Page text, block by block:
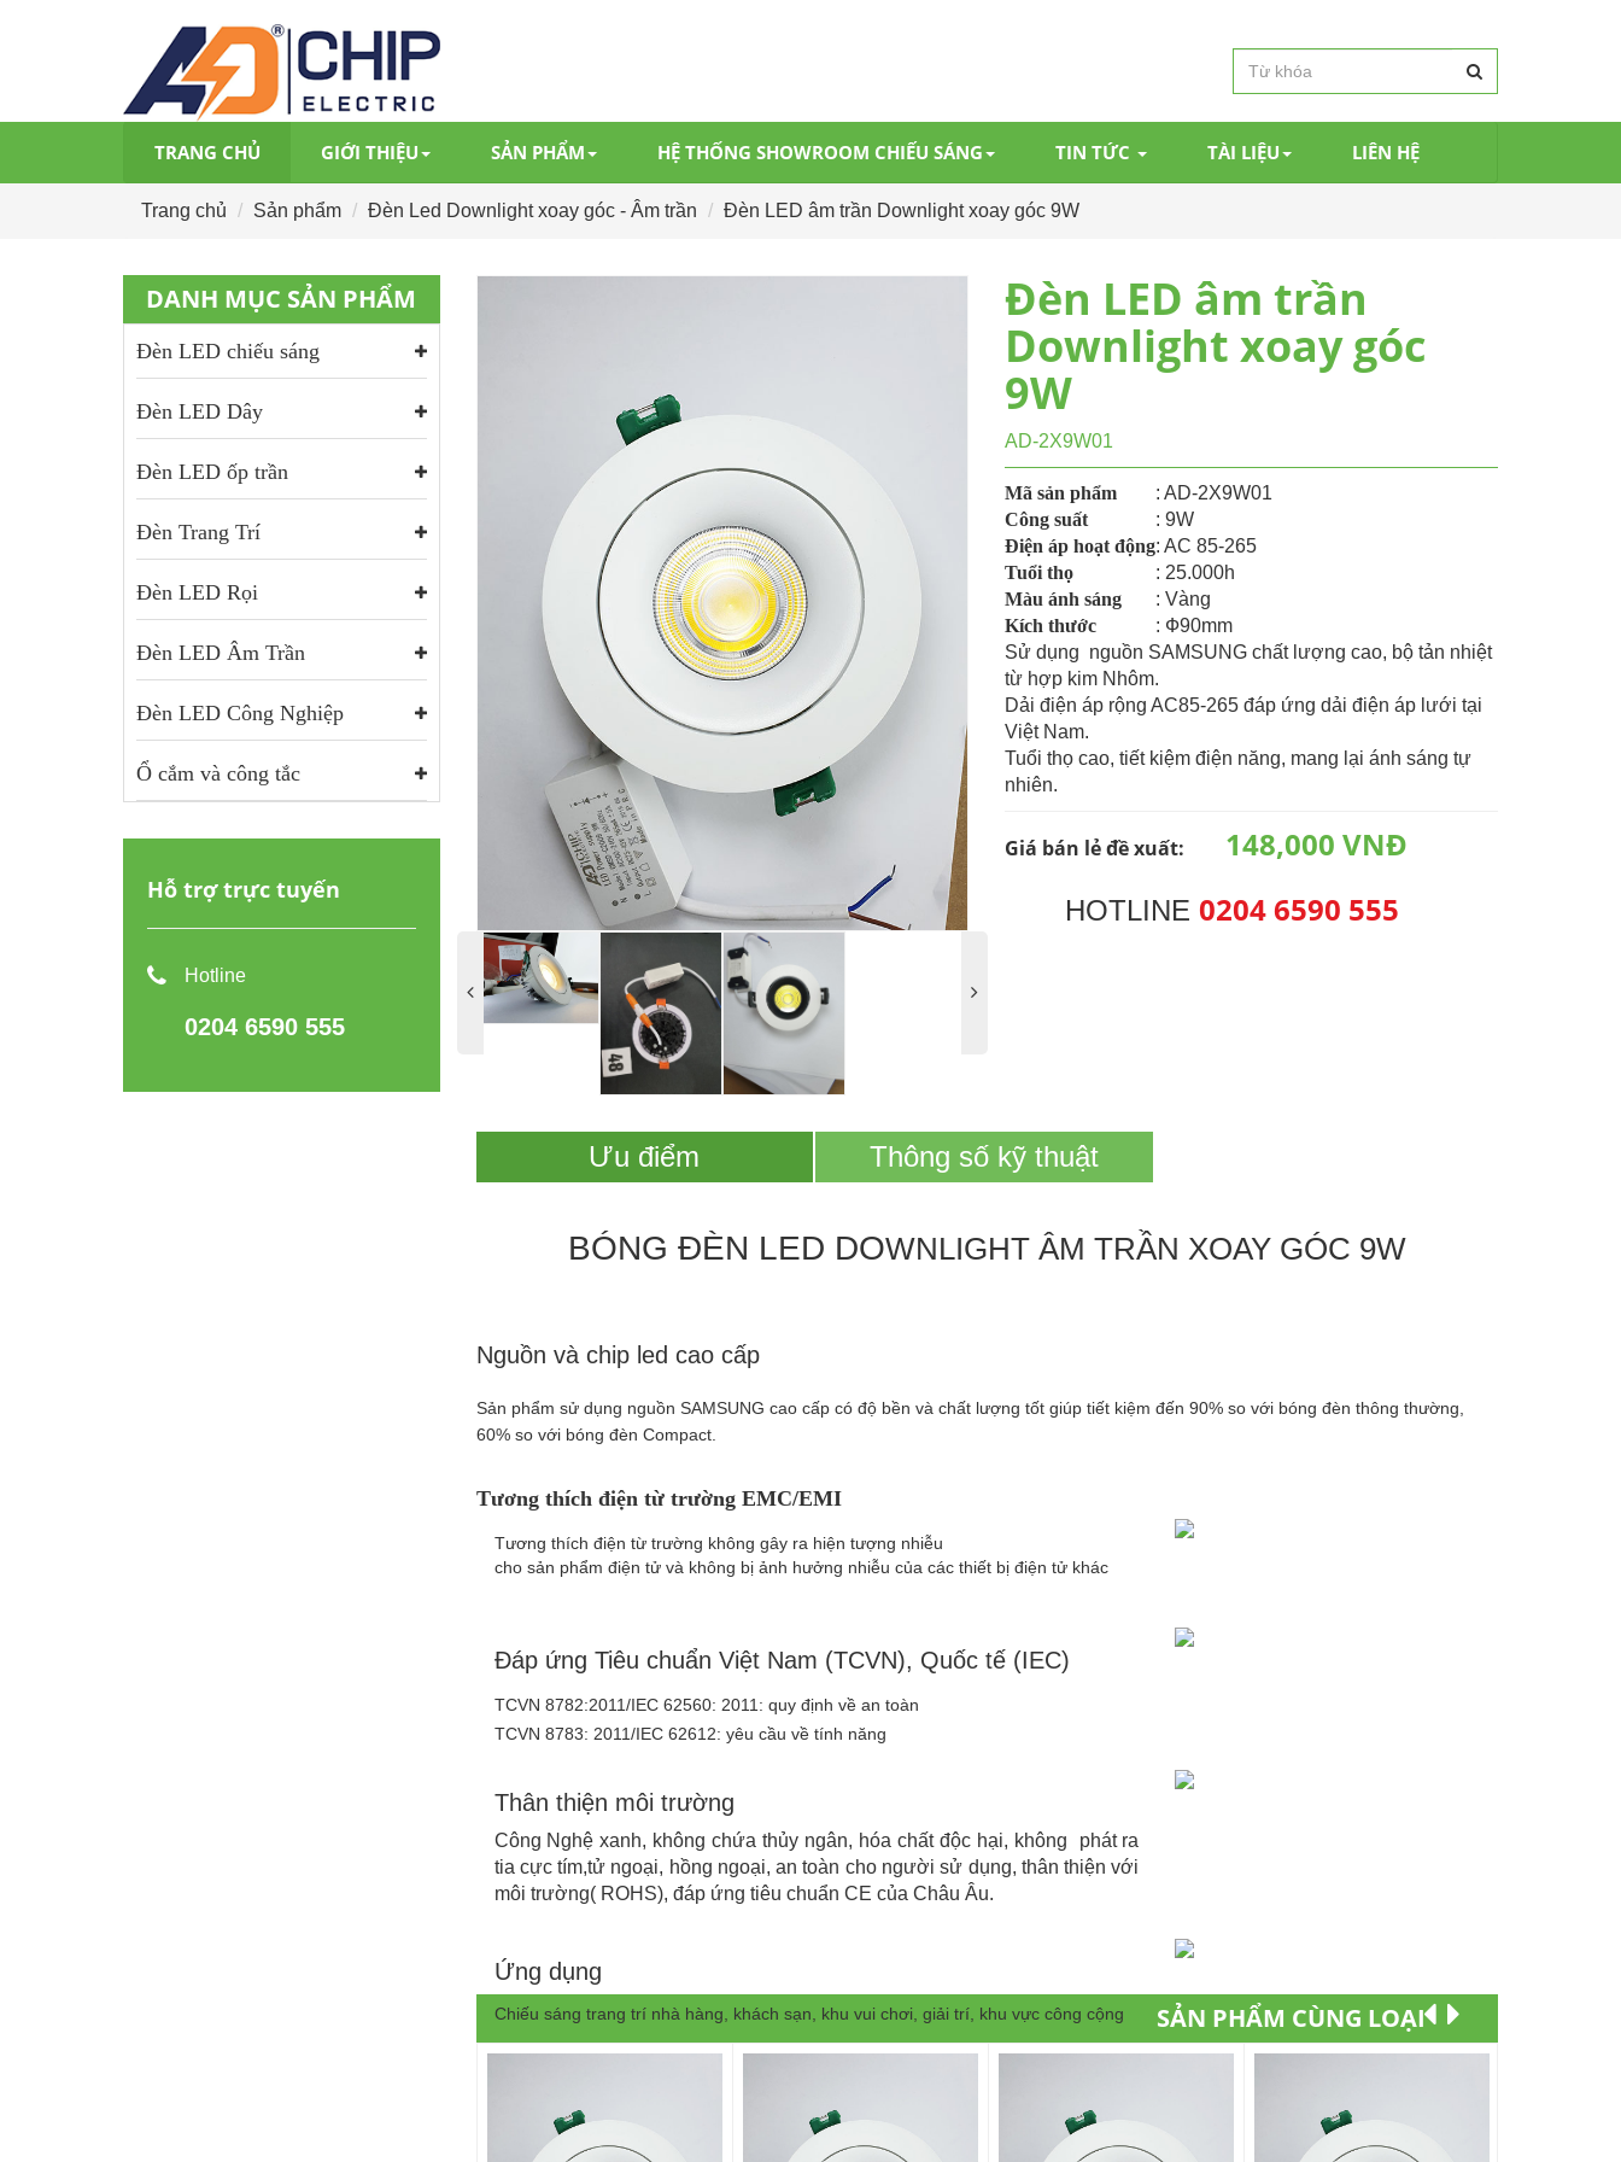
TRANG CHỦ GIỚI THIỆU SẢN PHẨM HỆ THỐNG SHOWROOM CHIẾU SÁNG TIN TỨC TÀI LIỆU LIÊN HỆ
Trang chủ Sản phẩm Đèn Led Downlight xoay góc - Âm trần Đèn LED âm trần Downlight xoay góc 9W
DANH MỤC SẢN PHẨM
Đèn LED chiếu sáng
Đèn LED Dây
Đèn LED ốp trần
Đèn Trang Trí
Đèn LED Rọi
Đèn LED Âm Trần
Đèn LED Công Nghiệp
Ổ cắm và công tắc
Hỗ trợ trực tuyến
Hotline
0204 6590 555
Đèn LED âm trần
Downlight xoay góc
9W
AD-2X9W01
Mã sản phẩm
: AD-2X9W01
Công suất
: 9W
Điện áp hoạt động: AC 85-265
Tuổi thọ
: 25.000h
Màu ánh sáng
: Vàng
Kích thước
: Ф90mm
Sử dụng nguồn SAMSUNG chất lượng cao, bộ tản nhiệt
từ hợp kim Nhôm.
Dải điện áp rộng AC85-265 đáp ứng dải điện áp lưới tại
Việt Nam.
Tuổi thọ cao, tiết kiệm điện năng, mang lại ánh sáng tự
nhiên.
Giá bán lẻ đề xuất: 148,000 VNĐ
HOTLINE0204 6590 555
Ưu điểm Thông số kỹ thuật
BÓNG ĐÈN LED DOWNLIGHT ÂM TRẦN XOAY GÓC 9W
Nguồn và chip led cao cấp
Sản phẩm sử dụng nguồn SAMSUNG cao cấp có độ bền và chất lượng tốt giúp tiết kiệm đến 90% so với bóng đèn thông thường,
60% so với bóng đèn Compact.
Tương thích điện từ trường EMC/EMI
Tương thích điện từ trường không gây ra hiện tượng nhiễu
cho sản phẩm điện tử và không bị ảnh hưởng nhiễu của các thiết bị điện tử khác
Đáp ứng Tiêu chuẩn Việt Nam (TCVN), Quốc tế (IEC)
TCVN 8782:2011/IEC 62560: 2011: quy định về an toàn
TCVN 8783: 2011/IEC 62612: yêu cầu về tính năng
Thân thiện môi trường
Công Nghệ xanh, không chứa thủy ngân, hóa chất độc hại, không phát ra
tia cực tím,tử ngoại, hồng ngoại, an toàn cho người sử dụng, thân thiện với
môi trường( ROHS), đáp ứng tiêu chuẩn CE của Châu Âu.
Ứng dụng
Chiếu sáng trang trí nhà hàng, khách sạn, khu vui chơi, giải trí, khu vực công cộng SẢN PHẨM CÙNG LOẠI